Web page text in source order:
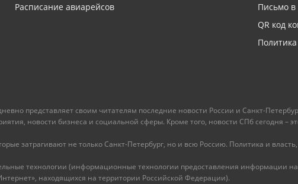
Расписание авиарейсов
Письмо
QR код
представляет своим читателям последние новости России и Санкт-
новости бизнеса и социальной сферы. Кроме того, новости СПб сегодня –
затрагивают не только Санкт-Петербург, но и всю Россию. Политика и
технологии (информационные технологии предоставления информации
находящихся на территории Российской Федерации).